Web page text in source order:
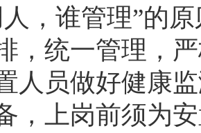
人，谁管理”的
，统一管理，
人员做好健康
，上岗前须为